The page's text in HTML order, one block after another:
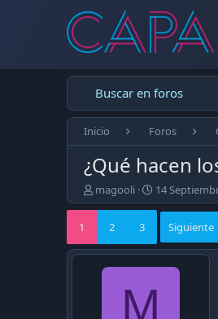
Buscar en foros
Inicio Foros
¿Qué hacen
E
m
z
magooli
F
e
a
p
14
1 2 3 Siguiente
M